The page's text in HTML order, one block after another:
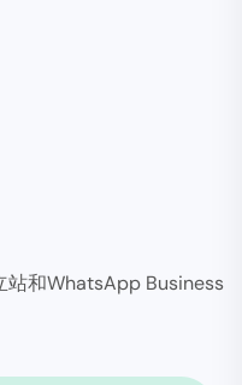
站和WhatsApp Business